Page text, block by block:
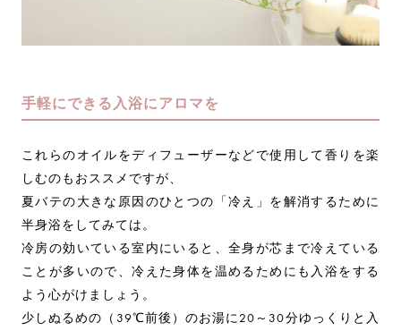
手軽にできる入浴にアロマを
これらのオイルをディフューザーなどで使用して香りを楽
しむのもおススメですが、
夏バテの大きな原因のひとつの「冷え」を解消するために
半身浴をしてみては。
冷房の効いている室内にいると、全身が芯まで冷えている
ことが多いので、冷えた身体を温めるためにも入浴をする
よう心がけましょう。
少しぬるめの（39℃前後）のお湯に20～30分ゆっくりと入